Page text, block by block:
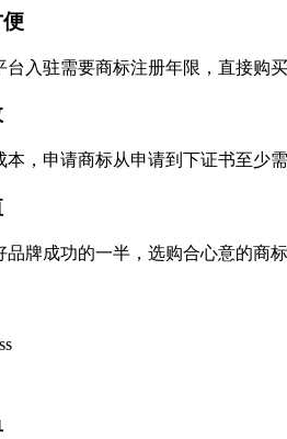
台入驻需要商标注册年限，直接购
本，申请商标从申请到下证书至少
品牌成功的一半，选购合心意的商